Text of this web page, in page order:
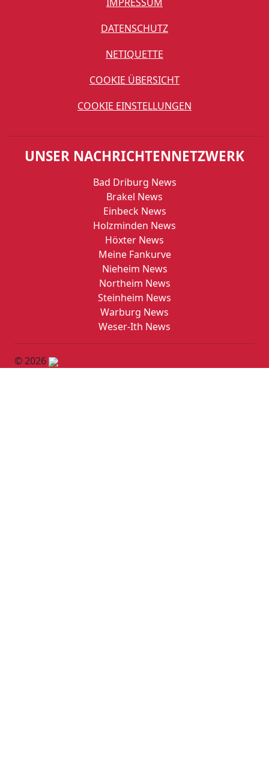
DATENSCHUTZ
NETIQUETTE
COOKIE ÜBERSICHT
COOKIE EINSTELLUNGEN
UNSER NACHRICHTENNETZWERK
Bad Driburg News
Brakel News
Einbeck News
Holzminden News
Höxter News
Meine Fankurve
Nieheim News
Northeim News
Steinheim News
Warburg News
Weser-Ith News
© 2026